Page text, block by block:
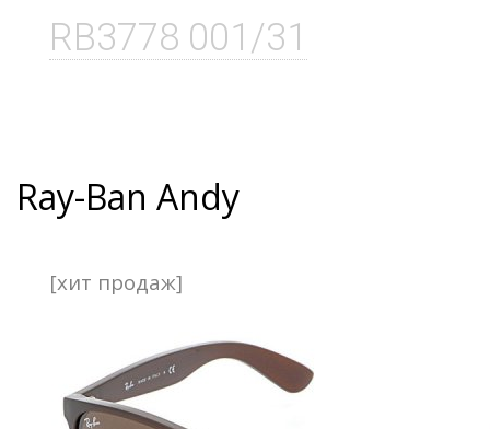
RB3778 001/31
Ray-Ban Andy
[хит продаж]